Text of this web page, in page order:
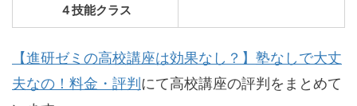
４技能クラス
【進研ゼミの高校講座は効果なし？】塾なしで大丈
夫なの！料金・評判にて高校講座の評判をまとめて